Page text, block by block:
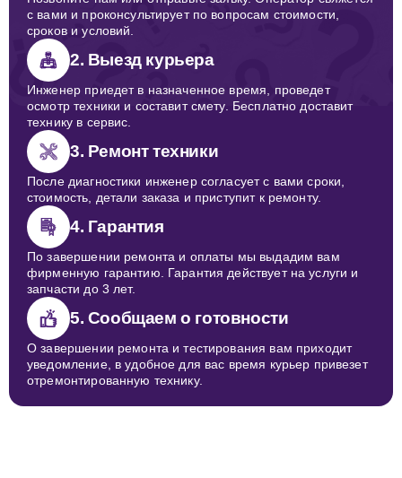
с вами и проконсультирует по вопросам стоимости,
сроков и условий.
2. Выезд курьера
Инженер приедет в назначенное время, проведет
осмотр техники и составит смету. Бесплатно доставит
технику в сервис.
3. Ремонт техники
После диагностики инженер согласует с вами сроки,
стоимость, детали заказа и приступит к ремонту.
4. Гарантия
По завершении ремонта и оплаты мы выдадим вам
фирменную гарантию. Гарантия действует на услуги и
запчасти до 3 лет.
5. Сообщаем о готовности
О завершении ремонта и тестирования вам приходит
уведомление, в удобное для вас время курьер привезет
отремонтированную технику.